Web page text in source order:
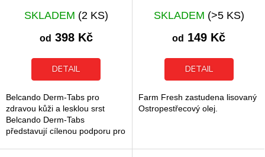
Průměrné
hodnocení
produktu
je
z
SKLADEM (2 KS)
od 398 Kč
DETAIL
Belcando Derm-Tabs pro
zdravou kůži a lesklou srst
Belcando Derm-Tabs
představují cílenou podporu pro
Průměrné
hodnocení
produktu
je
z
SKLADEM (>5 KS)
od 149 Kč
DETAIL
Farm Fresh zastudena lisovaný
Ostropestřecový olej.